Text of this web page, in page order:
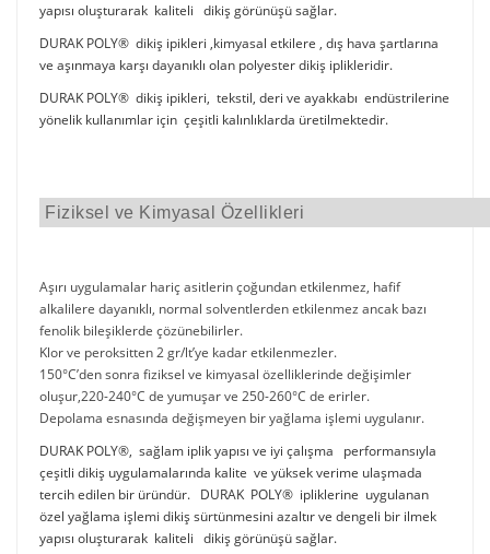
yapısı oluşturarak kaliteli dikiş görünüşü sağlar.
DURAK POLY® dikiş ipikleri ,kimyasal etkilere , dış hava şartlarına
ve aşınmaya karşı dayanıklı olan polyester dikiş iplikleridir.
DURAK POLY® dikiş ipikleri, tekstil, deri ve ayakkabı endüstrilerine
yönelik kullanımlar için çeşitli kalınlıklarda üretilmektedir.
Fiziksel ve Kimyasal Özellikleri
Aşırı uygulamalar hariç asitlerin çoğundan etkilenmez, hafif
alkalilere dayanıklı, normal solventlerden etkilenmez ancak bazı
fenolik bileşiklerde çözünebilirler.
Klor ve peroksitten 2 gr/lt’ye kadar etkilenmezler.
150°C’den sonra fiziksel ve kimyasal özelliklerinde değişimler
oluşur,220-240°C de yumuşar ve 250-260°C de erirler.
Depolama esnasında değişmeyen bir yağlama işlemi uygulanır.
DURAK POLY®, sağlam iplik yapısı ve iyi çalışma performansıyla
çeşitli dikiş uygulamalarında kalite ve yüksek verime ulaşmada
tercih edilen bir üründür. DURAK POLY® ipliklerine uygulanan
özel yağlama işlemi dikiş sürtünmesini azaltır ve dengeli bir ilmek
yapısı oluşturarak kaliteli dikiş görünüşü sağlar.